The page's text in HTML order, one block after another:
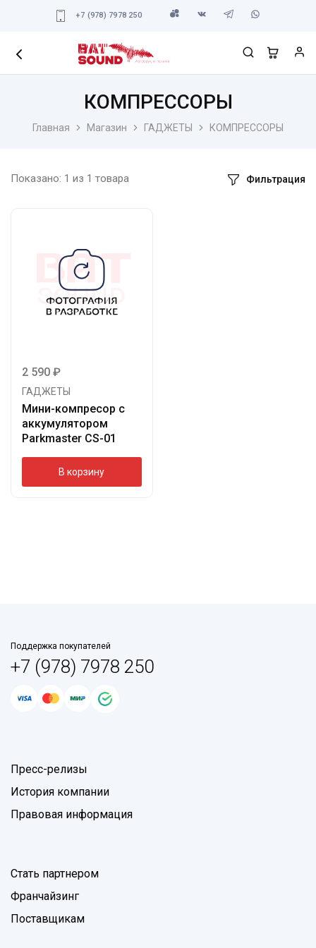
+7 (978) 7978 250
Главная Магазин ГАДЖЕТЫ КОМПРЕССОРЫ
КОМПРЕССОРЫ
Показано: 1 из 1 товара Фильтрация
2 590 ₽
ГАДЖЕТЫ
Мини-компресор с
аккумулятором
Parkmaster CS-01
В корзину
Поддержка покупателей
+7 (978) 7978 250
Пресс-релизы
История компании
Правовая информация
Стать партнером
Франчайзинг
Поставщикам